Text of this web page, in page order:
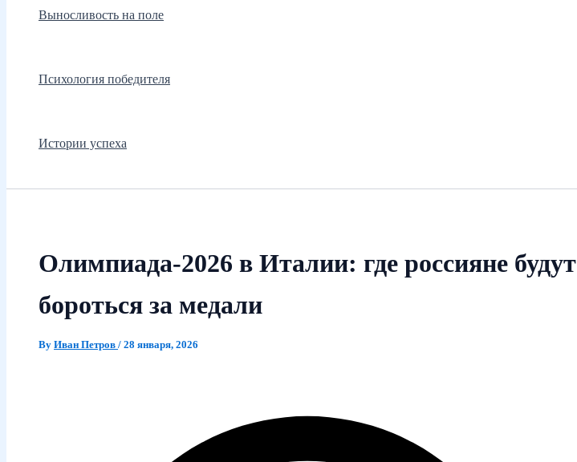
Выносливость на поле
Психология победителя
Истории успеха
Олимпиада‑2026 в Италии: где россияне будут
бороться за медали
By Иван Петров / 28 января, 2026